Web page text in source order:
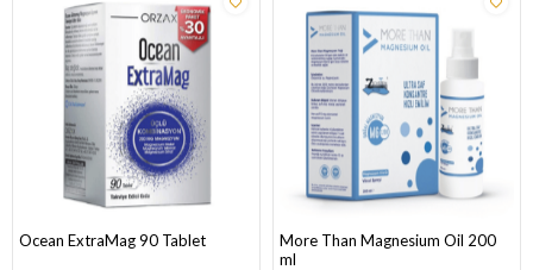
Ocean ExtraMag 90 Tablet
More Than Magnesium Oil 200
ml